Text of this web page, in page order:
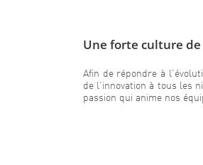
Une forte culture de
Afin de répondre à
de l’innovation à tous les
passion qui anime nos